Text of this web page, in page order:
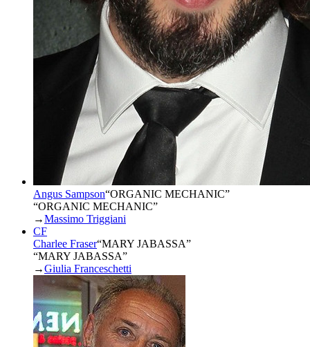
Angus Sampson“ORGANIC MECHANIC”
“ORGANIC MECHANIC”
→Massimo Triggiani
CF
Charlee Fraser“MARY JABASSA”
“MARY JABASSA”
→Giulia Franceschetti